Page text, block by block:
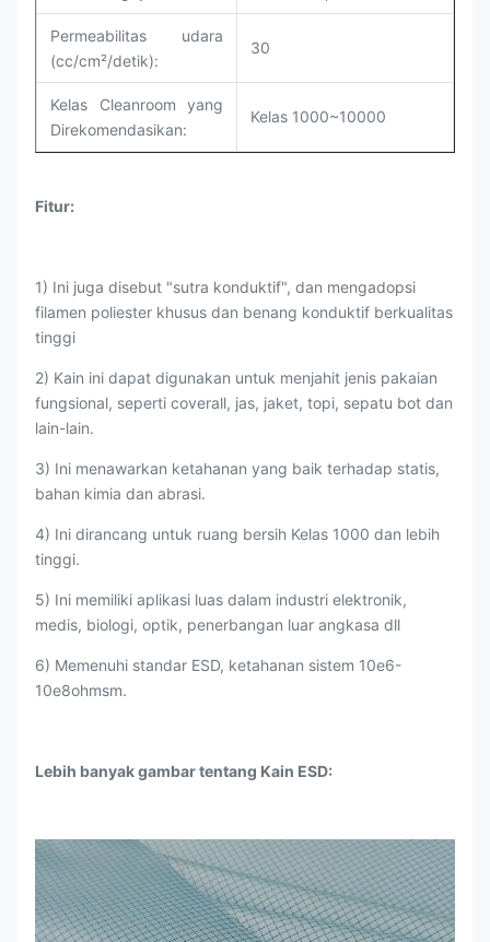
Permeabilitas udara
(cc/cm²/detik):
30
Kelas Cleanroom yang
Direkomendasikan:
Kelas 1000~10000
Fitur:
1) Ini juga disebut "sutra konduktif", dan mengadopsi
filamen poliester khusus dan benang konduktif berkualitas
tinggi
2) Kain ini dapat digunakan untuk menjahit jenis pakaian
fungsional, seperti coverall, jas, jaket, topi, sepatu bot dan
lain-lain.
3) Ini menawarkan ketahanan yang baik terhadap statis,
bahan kimia dan abrasi.
4) Ini dirancang untuk ruang bersih Kelas 1000 dan lebih
tinggi.
5) Ini memiliki aplikasi luas dalam industri elektronik,
medis, biologi, optik, penerbangan luar angkasa dll
6) Memenuhi standar ESD, ketahanan sistem 10e6-
10e8ohmsm.
Lebih banyak gambar tentang Kain ESD: